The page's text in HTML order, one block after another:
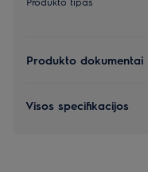
Produkto dokumentai
Visos specifikacijos